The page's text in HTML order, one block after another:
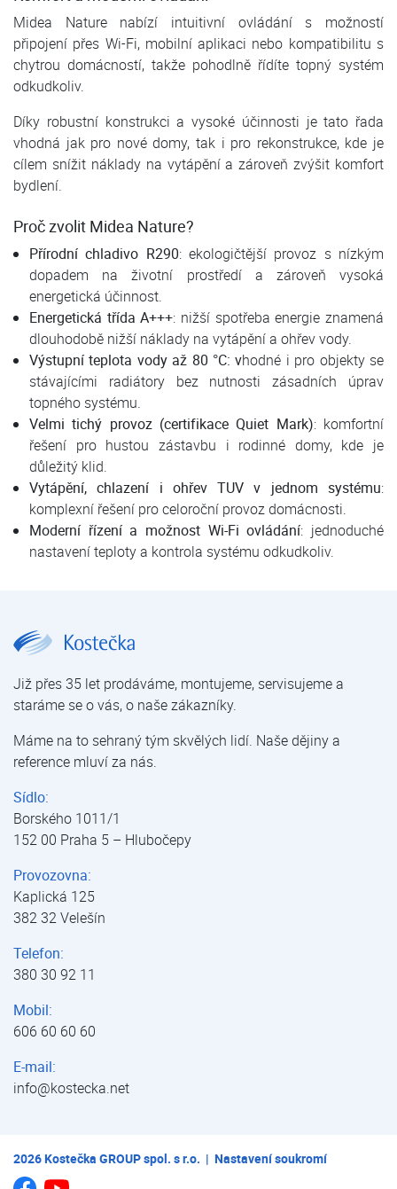
Midea Nature nabízí intuitivní ovládání s možností
připojení přes Wi-Fi, mobilní aplikaci nebo kompatibilitu s
chytrou domácností, takže pohodlně řídíte topný systém
odkudkoliv.
Díky robustní konstrukci a vysoké účinnosti je tato řada
vhodná jak pro nové domy, tak i pro rekonstrukce, kde je
cílem snížit náklady na vytápění a zároveň zvýšit komfort
bydlení.
Proč zvolit Midea Nature?
Přírodní chladivo R290: ekologičtější provoz s nízkým
dopadem na životní prostředí a zároveň vysoká
energetická účinnost.
Energetická třída A+++: nižší spotřeba energie znamená
dlouhodobě nižší náklady na vytápění a ohřev vody.
Výstupní teplota vody až 80 °C: vhodné i pro objekty se
stávajícími radiátory bez nutnosti zásadních úprav
topného systému.
Velmi tichý provoz (certifikace Quiet Mark): komfortní
řešení pro hustou zástavbu i rodinné domy, kde je
důležitý klid.
Vytápění, chlazení i ohřev TUV v jednom systému:
komplexní řešení pro celoroční provoz domácnosti.
Moderní řízení a možnost Wi-Fi ovládání: jednoduché
nastavení teploty a kontrola systému odkudkoliv.
Již přes 35 let prodáváme, montujeme, servisujeme a
staráme se o vás, o naše zákazníky.
Máme na to sehraný tým skvělých lidí. Naše dějiny a
reference mluví za nás.
Sídlo:
Borského 1011/1
152 00 Praha 5 – Hlubočepy
Provozovna:
Kaplická 125
382 32 Velešín
Telefon:
380 30 92 11
Mobil:
606 60 60 60
E-mail:
info@kostecka.net
2026Kostečka GROUP spol. s r.o. | Nastavení soukromí